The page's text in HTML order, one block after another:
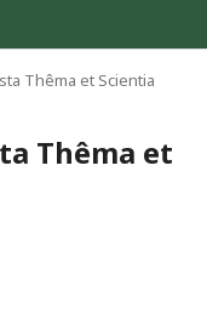
Thêma et Scientia
Thêma et